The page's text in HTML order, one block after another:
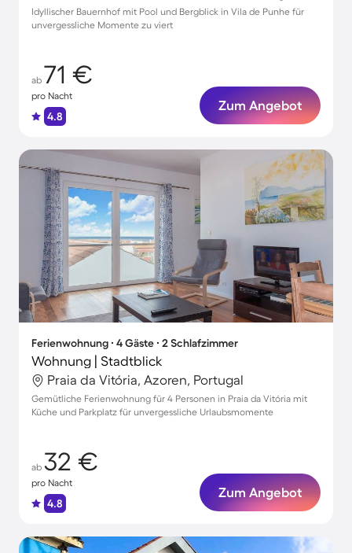
Idyllischer Bauernhof mit Pool und Bergblick in Vila de Punhe für
unvergessliche Momente zu viert
ab 71 €
pro Nacht
4.8
Zum Angebot
Ferienwohnung ∙ 4 Gäste ∙ 2 Schlafzimmer
Wohnung | Stadtblick
Praia da Vitória, Azoren, Portugal
Gemütliche Ferienwohnung für 4 Personen in Praia da Vitória mit
Küche und Parkplatz für unvergessliche Urlaubsmomente
ab 32 €
pro Nacht
4.8
Zum Angebot